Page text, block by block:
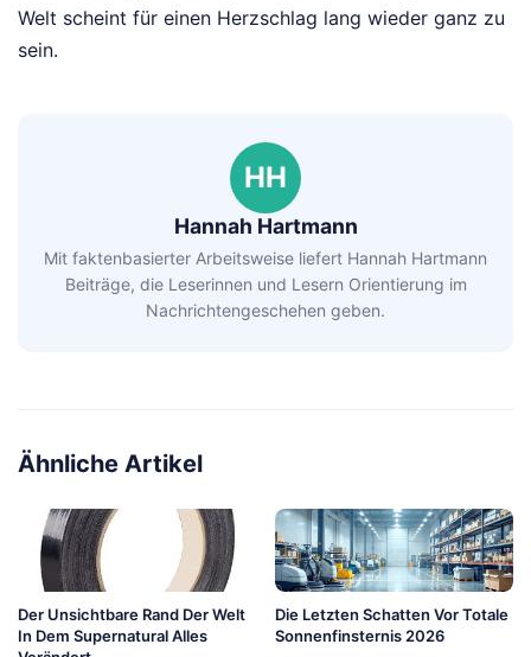
Welt scheint für einen Herzschlag lang wieder ganz zu
sein.
HH
Hannah Hartmann
Mit faktenbasierter Arbeitsweise liefert Hannah Hartmann
Beiträge, die Leserinnen und Lesern Orientierung im
Nachrichtengeschehen geben.
Ähnliche Artikel
Der Unsichtbare Rand Der Welt
In Dem Supernatural Alles
Die Letzten Schatten Vor Totale
Sonnenfinsternis 2026